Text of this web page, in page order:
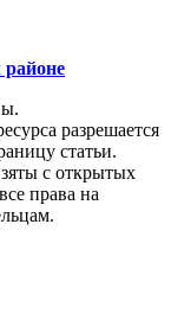
разрешается
статьи.
с открытых
права на